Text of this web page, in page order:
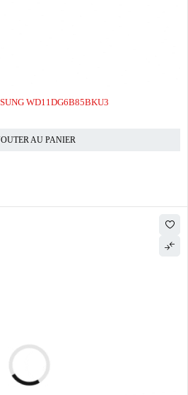
WD11DG6B85BKU3
AU PANIER